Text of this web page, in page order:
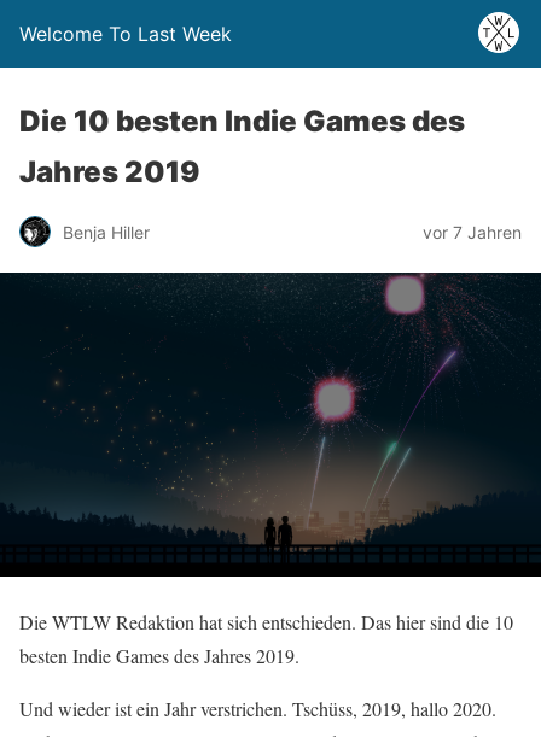
Welcome To Last Week
Die 10 besten Indie Games des
Jahres 2019
Benja Hiller vor 7 Jahren
Die WTLW Redaktion hat sich entschieden. Das hier sind die 10
besten Indie Games des Jahres 2019.
Und wieder ist ein Jahr verstrichen. Tschüss, 2019, hallo 2020.